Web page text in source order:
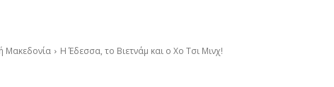
Μακεδονία Η Έδεσσα, το Βιετνάμ και ο Χο Τσι Μινχ!